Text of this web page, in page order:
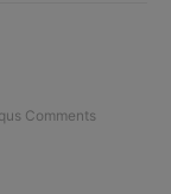
Comments